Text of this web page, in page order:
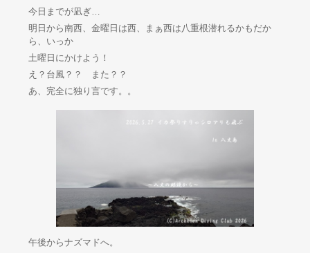
今日までが凪ぎ…
明日から南西、金曜日は西、まぁ西は八重根潜れるかもだか
ら、いっか
土曜日にかけよう！
え？台風？？ また？？
あ、完全に独り言です。。
午後からナズマドへ。